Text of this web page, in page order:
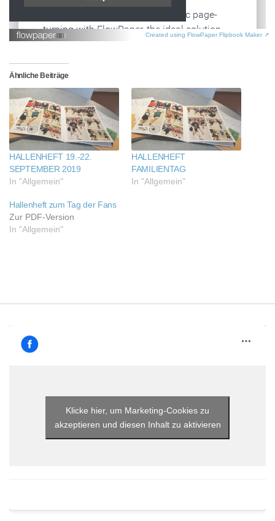
Created using FlowPaper Flipbook Maker ↗
Ähnliche Beiträge
HALLENHEFT 19.-22.
SEPTEMBER 2019
In "Allgemein"
HALLENHEFT
FAMILIENTAG
In "Allgemein"
Hallenheft zum Tag der Fans
Zur PDF-Version
In "Allgemein"
Klicke hier, um Marketing-Cookies zu
akzeptieren und diesen Inhalt zu aktivieren